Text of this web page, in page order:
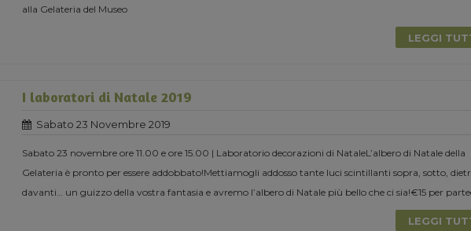
alla Gelateria del Museo
LEGGI
I laboratori di Natale 2019
Sabato 23 Novembre 2019
Sabato 23 novembre ore 11.00 e ore 15.00 | Laboratorio decorazioni di NataleL’albero di Natale della
Gelateria è pronto per essere addobbato!Mettiamogli addosso tante luci scintillanti sopra, sotto,
davanti… un guizzo della vostra fantasia e avremo l’albero di Natale più bello che ci sia!€15 per
LEGGI